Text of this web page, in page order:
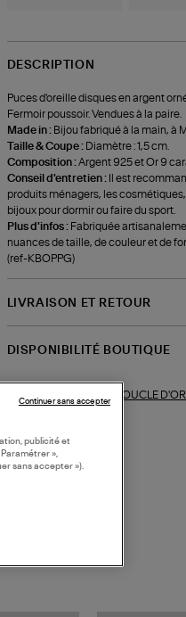
DESCRIPTION
Puces d'oreille disques en argent
Fermoir poussoir. Vendues à la paire.
Made in : Bijou fabriqué à la main, à
Taille & Coupe : Diamètre : 1,5 cm.
Composition :Argent 925 et Or 9
Conseil d'entretien :
Il est
produits ménagers, les
bijoux pour dormir ou faire du sport.
Plus d'infos : Fabriquée
nuances de taille, de couleur et de
(ref-KBOPPG)
LIVRAISON ET RETOUR
DISPONIBILITÉ BOUTIQUE
BOUCLE
publicité et
»,
sans accepter »).
Continuer sans accepter